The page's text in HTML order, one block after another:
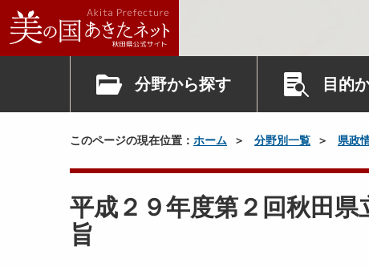
分野から探す 目的
このページの現在位置： ホーム 分野別一覧 県政
平成２９年度第２回秋田
旨